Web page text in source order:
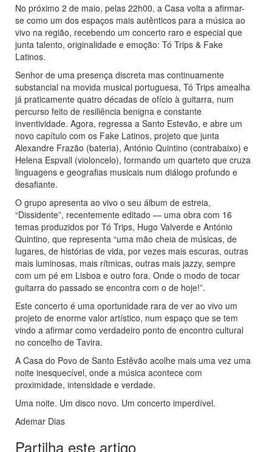
No próximo 2 de maio, pelas 22h00, a Casa volta a afirmar-
se como um dos espaços mais autênticos para a música ao
vivo na região, recebendo um concerto raro e especial que
junta talento, originalidade e emoção: Tó Trips & Fake
Latinos.
Senhor de uma presença discreta mas continuamente
substancial na movida musical portuguesa, Tó Trips amealha
já praticamente quatro décadas de ofício à guitarra, num
percurso feito de resiliência benigna e constante
inventividade. Agora, regressa a Santo Estevão, e abre um
novo capítulo com os Fake Latinos, projeto que junta
Alexandre Frazão (bateria), António Quintino (contrabaixo) e
Helena Espvall (violoncelo), formando um quarteto que cruza
linguagens e geografias musicais num diálogo profundo e
desafiante.
O grupo apresenta ao vivo o seu álbum de estreia,
“Dissidente”, recentemente editado — uma obra com 16
temas produzidos por Tó Trips, Hugo Valverde e António
Quintino, que representa “uma mão cheia de músicas, de
lugares, de histórias de vida, por vezes mais escuras, outras
mais luminosas, mais rítmicas, outras mais jazzy, sempre
com um pé em Lisboa e outro fora. Onde o modo de tocar
guitarra do passado se encontra com o de hoje!”.
Este concerto é uma oportunidade rara de ver ao vivo um
projeto de enorme valor artístico, num espaço que se tem
vindo a afirmar como verdadeiro ponto de encontro cultural
no concelho de Tavira.
A Casa do Povo de Santo Estêvão acolhe mais uma vez uma
noite inesquecível, onde a música acontece com
proximidade, intensidade e verdade.
Uma noite. Um disco novo. Um concerto imperdível.
Ademar Dias
Partilha este artigo